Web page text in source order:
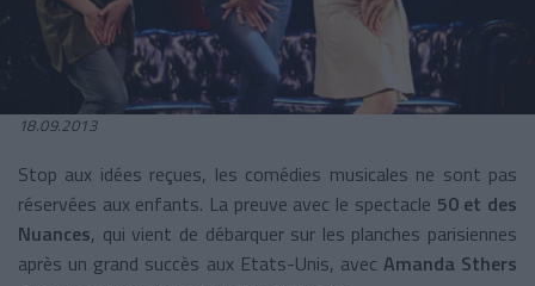
18.09.2013
Stop aux idées reçues, les comédies musicales ne sont pas
réservées aux enfants. La preuve avec le spectacle 50 et des
Nuances, qui vient de débarquer sur les planches parisiennes
après un grand succès aux Etats-Unis, avec Amanda Sthers